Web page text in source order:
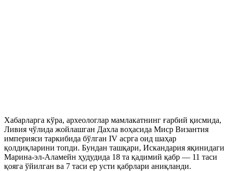
Хабарларга кўра, археологлар мамлакатнинг ғарбий қисмида,
Ливия чўлида жойлашган Дахла воҳасида Миср Византия
империяси таркибида бўлган IV асрга оид шаҳар
қолдиқларини топди. Бундан ташқари, Искандария яқинидаги
Марина-эл-Аламейн ҳудудида 18 та қадимий қабр — 11 таси
қояга ўйилган ва 7 таси ер усти қабрлари аниқланди.